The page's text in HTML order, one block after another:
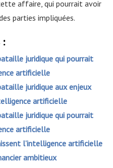
affaire, qui pourrait avoir
parties impliquées.
:
juridique qui pourrait
artificielle
juridique aux enjeux
artificielle
juridique qui pourrait
artificielle
l’intelligence artificielle
ambitieux